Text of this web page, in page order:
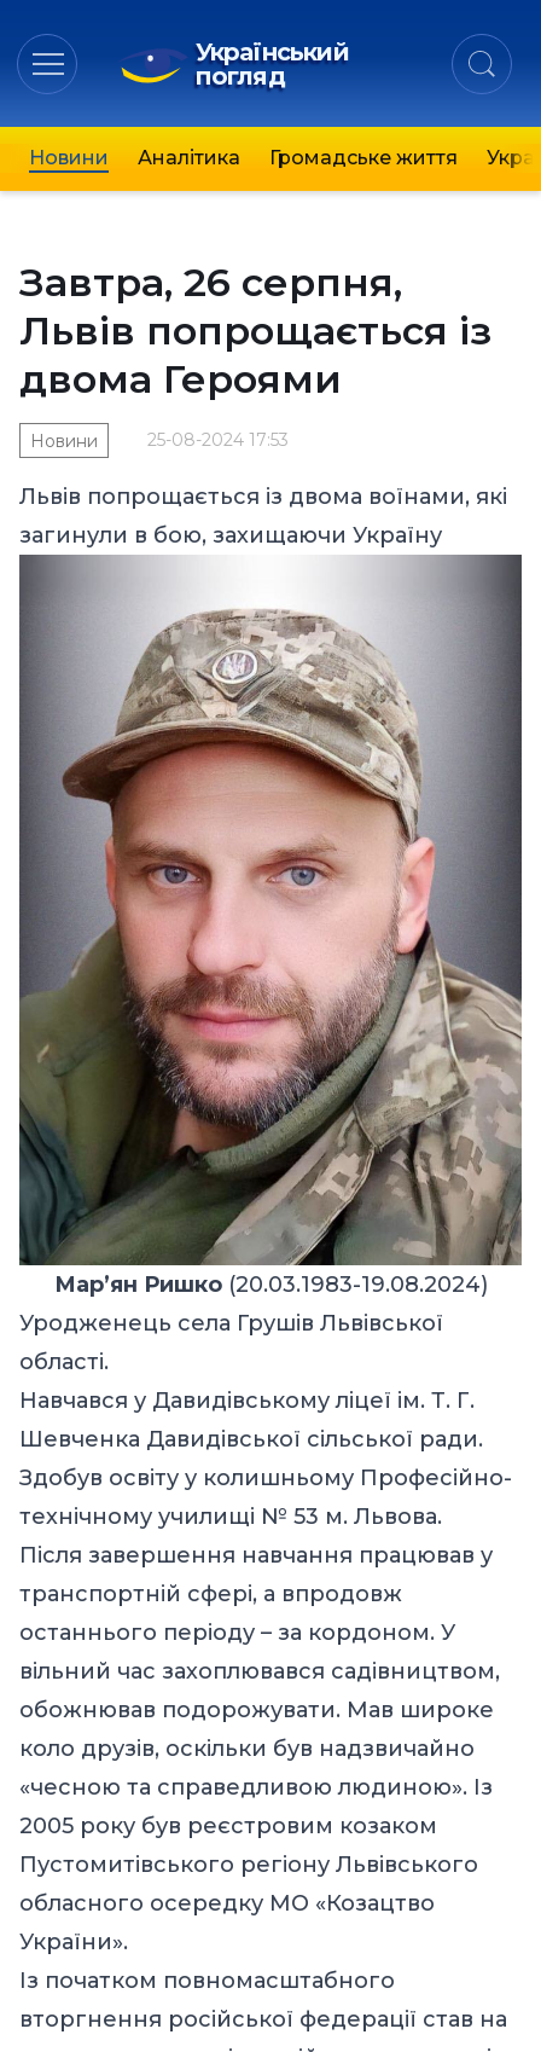
Український
погляд
Новини Аналітика Громадське життя
Завтра, 26 серпня,
Львів попрощається із
двома Героями
25-08-2024 17:53
Новини
Львів попрощається із двома воїнами, які
загинули в бою, захищаючи Україну
Марʼян Ришко (20.03.1983-19.08.2024)
Уродженець села Грушів Львівської
області.
Навчався у Давидівському ліцеї ім. Т. Г.
Шевченка Давидівської сільської ради.
Здобув освіту у колишньому Професійно-
технічному училищі № 53 м. Львова.
Після завершення навчання працював у
транспортній сфері, а впродовж
останнього періоду – за кордоном. У
вільний час захоплювався садівництвом,
обожнював подорожувати. Мав широке
коло друзів, оскільки був надзвичайно
«чесною та справедливою людиною». Із
2005 року був реєстровим козаком
Пустомитівського регіону Львівського
обласного осередку МО «Козацтво
України».
Із початком повномасштабного
вторгнення російської федерації став на